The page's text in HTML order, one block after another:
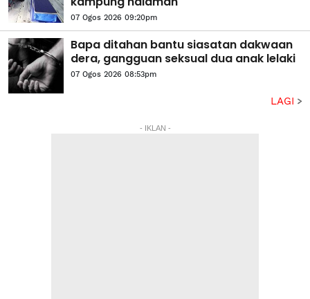
07 Ogos 2026 09:20pm
Bapa ditahan bantu siasatan dakwaan
dera, gangguan seksual dua anak lelaki
07 Ogos 2026 08:53pm
LAGI
- IKLAN -